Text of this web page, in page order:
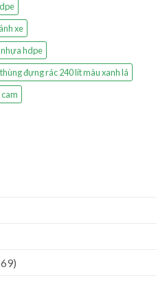
xe
nhựa hdpe
thùng đựng rác 240 lít màu xanh lá